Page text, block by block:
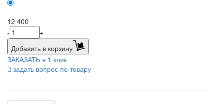
12 400
-
+
Добавить в корзину
ЗАКАЗАТЬ в 1 клик
задать вопрос по товару